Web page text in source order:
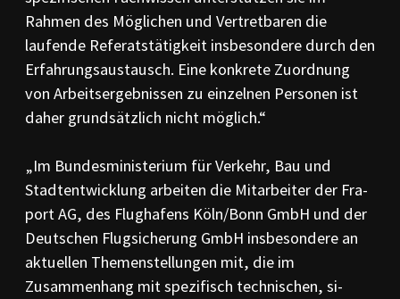
Rahmen des Möglichen und Ver­tret­­baren die
laufende Referats­tä­tig­keit insbe­sondere durch den
Erfahrungs­austausch. Eine kon­krete Zuordnung
von Arbeits­ergebnissen zu einzelnen Personen ist
daher grundsätzlich nicht möglich.“
„Im Bundesministerium für Verkehr, Bau und
Stadtentwicklung arbeiten die Mit­arbeiter der Fra­
port AG, des Flughafens Köln/Bonn GmbH und der
Deutschen Flugsicherung GmbH insbeson­dere an
aktuellen Themen­stellungen mit, die im
Zusammenhang mit spezifisch technischen, si­